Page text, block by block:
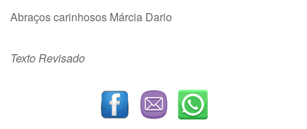
Abraços carinhosos Márcia Dario
Texto Revisado